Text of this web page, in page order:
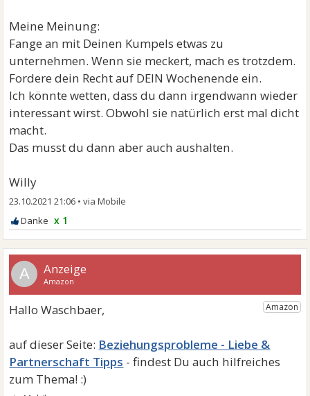
Meine Meinung:
Fange an mit Deinen Kumpels etwas zu
unternehmen. Wenn sie meckert, mach es trotzdem.
Fordere dein Recht auf DEIN Wochenende ein.
Ich könnte wetten, dass du dann irgendwann wieder
interessant wirst. Obwohl sie natürlich erst mal dicht
macht.
Das musst du dann aber auch aushalten.
Willy
23.10.2021 21:06 •
x 1
A
Beziehungsprobleme - Liebe &
Partnerschaft Tipps